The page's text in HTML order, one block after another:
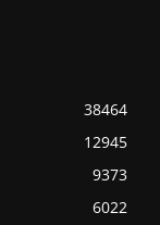
38464
12945
9373
6022